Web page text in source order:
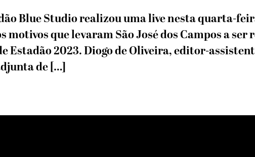
Blue Studio realizou uma live nesta quarta-
que levaram São José dos Campos a
Estadão 2023. Diogo de Oliveira, editor-
de […]